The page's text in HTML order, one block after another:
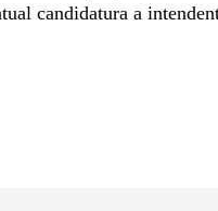
candidatura a